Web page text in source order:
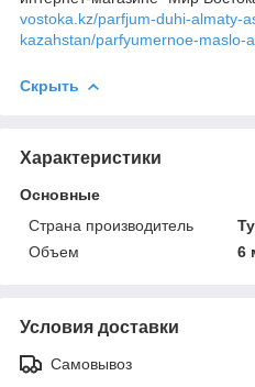
vostoka.kz/parfjum-duhi-almaty-
kazahstan/parfyumernoe-maslo-
Скрыть
Характеристики
Основные
Страна производитель
Объем
6
Условия доставки
Самовывоз